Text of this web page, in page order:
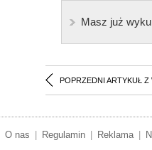
Masz już
POPRZEDNI ARTYKUŁ Z
O nas Regulamin Reklama